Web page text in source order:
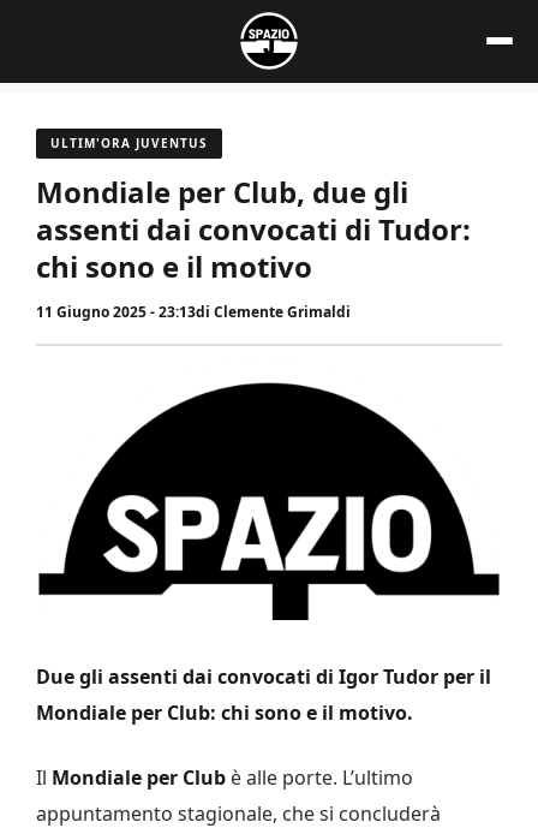
contenuto
ULTIM'ORA JUVENTUS
Mondiale per Club, due gli
assenti dai convocati di Tudor:
chi sono e il motivo
11 Giugno 2025 - 23:13di Clemente Grimaldi
Due gli assenti dai convocati di Igor Tudor per il
Mondiale per Club: chi sono e il motivo.
Il Mondiale per Club è alle porte. L’ultimo
appuntamento stagionale, che si concluderà